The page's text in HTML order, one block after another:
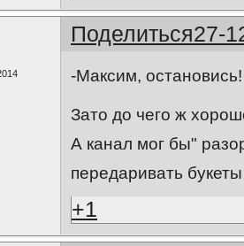
Поделиться27-
-Максим, остановись!
Зато до чего ж
А канал мог бы"
передаривать
+1